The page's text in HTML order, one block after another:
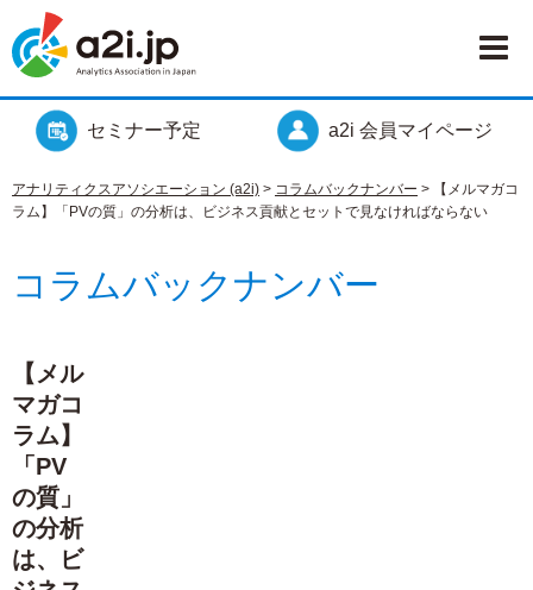
セミナー予定 a2i 会員マイページ
アナリティクスアソシエーション (a2i) > コラムバックナンバー >
【メルマガコ
ラム】「PVの質」の分析は、ビジネス貢献とセットで見なければならない
コラムバックナンバー
【メル
マガコ
ラム】
「PV
の質」
の分析
は、ビ